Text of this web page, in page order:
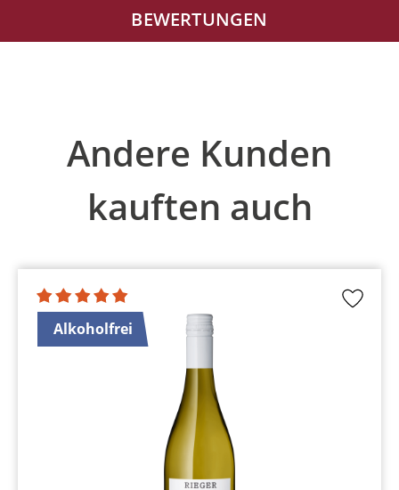
BEWERTUNGEN
Andere Kunden
kauften auch
Alkoholfrei